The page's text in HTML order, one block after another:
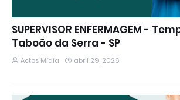
SUPERVISOR ENFERMAGEM -
Taboão da Serra - SP
Actos Mídia abril 29, 2026